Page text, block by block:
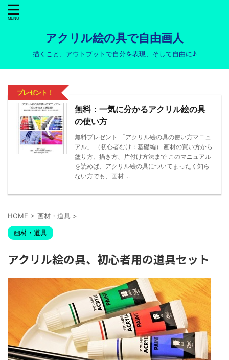
アクリル絵の具で自由画人
描くこと、アウトプットで自分を表現、そして自由に♪
プレゼント！
無料：一気に分かるアクリル絵の具
の使い方
無料プレゼント 「アクリル絵の具の使い方マニュ
アル」 （初心者むけ：基礎編） 画材の買い方から
塗り方、描き方、片付け方法まで このマニュアル
を読めば、アクリル絵の具についてまったく知ら
ない方でも、画材 ...
HOME > 画材・道具 >
画材・道具
アクリル絵の具、初心者用の道具セット